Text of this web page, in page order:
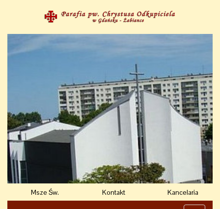
Msze Św. Kontakt Kancelaria